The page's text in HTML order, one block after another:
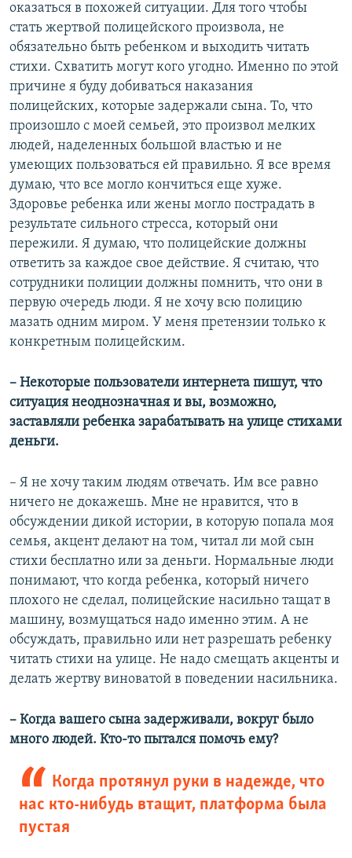
оказаться в похожей ситуации. Для того чтобы
стать жертвой полицейского произвола, не
обязательно быть ребенком и выходить читать
стихи. Схватить могут кого угодно. Именно по этой
причине я буду добиваться наказания
полицейских, которые задержали сына. То, что
произошло с моей семьей, это произвол мелких
людей, наделенных большой властью и не
умеющих пользоваться ей правильно. Я все время
думаю, что все могло кончиться еще хуже.
Здоровье ребенка или жены могло пострадать в
результате сильного стресса, который они
пережили. Я думаю, что полицейские должны
ответить за каждое свое действие. Я считаю, что
сотрудники полиции должны помнить, что они в
первую очередь люди. Я не хочу всю полицию
мазать одним миром. У меня претензии только к
конкретным полицейским.
– Некоторые пользователи интернета пишут, что
ситуация неоднозначная и вы, возможно,
заставляли ребенка зарабатывать на улице стихами
деньги.
– Я не хочу таким людям отвечать. Им все равно
ничего не докажешь. Мне не нравится, что в
обсуждении дикой истории, в которую попала моя
семья, акцент делают на том, читал ли мой сын
стихи бесплатно или за деньги. Нормальные люди
понимают, что когда ребенка, который ничего
плохого не сделал, полицейские насильно тащат в
машину, возмущаться надо именно этим. А не
обсуждать, правильно или нет разрешать ребенку
читать стихи на улице. Не надо смещать акценты и
делать жертву виноватой в поведении насильника.
– Когда вашего сына задерживали, вокруг было
много людей. Кто-то пытался помочь ему?
Когда протянул руки в надежде, что
нас кто-нибудь втащит, платформа была
пустая